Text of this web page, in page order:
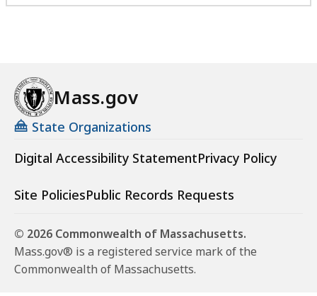
Mass.gov
State Organizations
Digital Accessibility StatementPrivacy Policy
Site PoliciesPublic Records Requests
© 2026 Commonwealth of Massachusetts.
Mass.gov® is a registered service mark of the
Commonwealth of Massachusetts.